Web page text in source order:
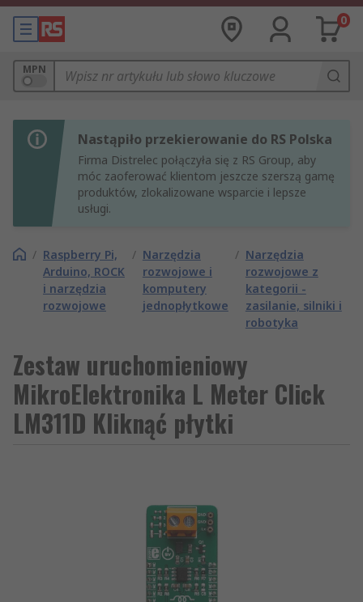
0
MPN
Nastąpiło przekierowanie do RS Polska
Firma Distrelec połączyła się z RS Group, aby
móc zaoferować klientom jeszcze szerszą gamę
produktów, zlokalizowane wsparcie i lepsze
usługi.
/ Raspberry Pi,
Arduino, ROCK
i narzędzia
rozwojowe
/ Narzędzia
rozwojowe i
komputery
jednopłytkowe
/ Narzędzia
rozwojowe z
kategorii -
zasilanie, silniki i
robotyka
Zestaw uruchomieniowy
MikroElektronika L Meter Click
LM311D Kliknąć płytki